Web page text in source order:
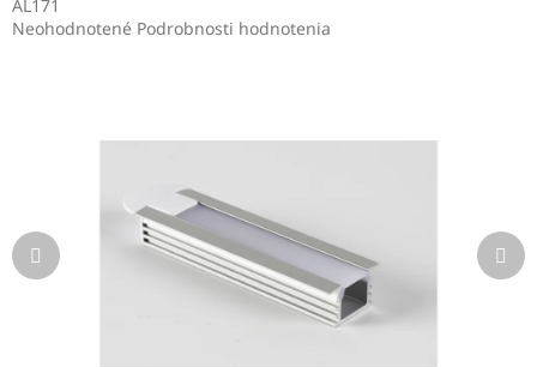
AL171
Priemerné
Neohodnotené Podrobnosti hodnotenia